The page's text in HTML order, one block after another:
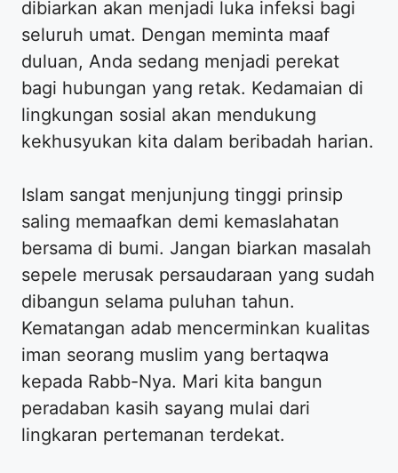
dibiarkan akan menjadi luka infeksi bagi
seluruh umat. Dengan meminta maaf
duluan, Anda sedang menjadi perekat
bagi hubungan yang retak. Kedamaian di
lingkungan sosial akan mendukung
kekhusyukan kita dalam beribadah harian.
Islam sangat menjunjung tinggi prinsip
saling memaafkan demi kemaslahatan
bersama di bumi. Jangan biarkan masalah
sepele merusak persaudaraan yang sudah
dibangun selama puluhan tahun.
Kematangan adab mencerminkan kualitas
iman seorang muslim yang bertaqwa
kepada Rabb-Nya. Mari kita bangun
peradaban kasih sayang mulai dari
lingkaran pertemanan terdekat.